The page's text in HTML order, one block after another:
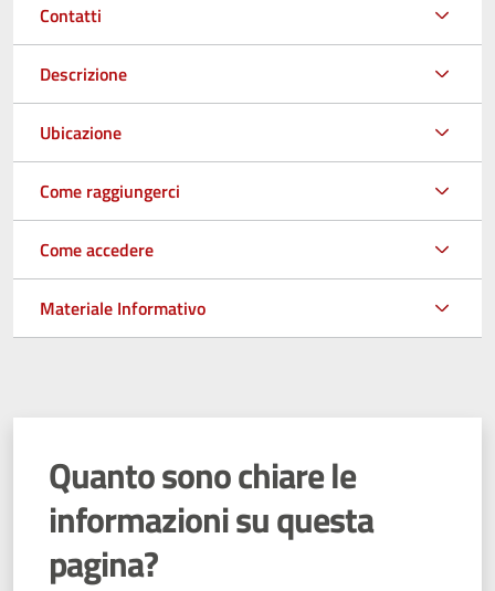
Contatti
Descrizione
Ubicazione
Come raggiungerci
Come accedere
Materiale Informativo
Quanto sono chiare le
informazioni su questa
pagina?